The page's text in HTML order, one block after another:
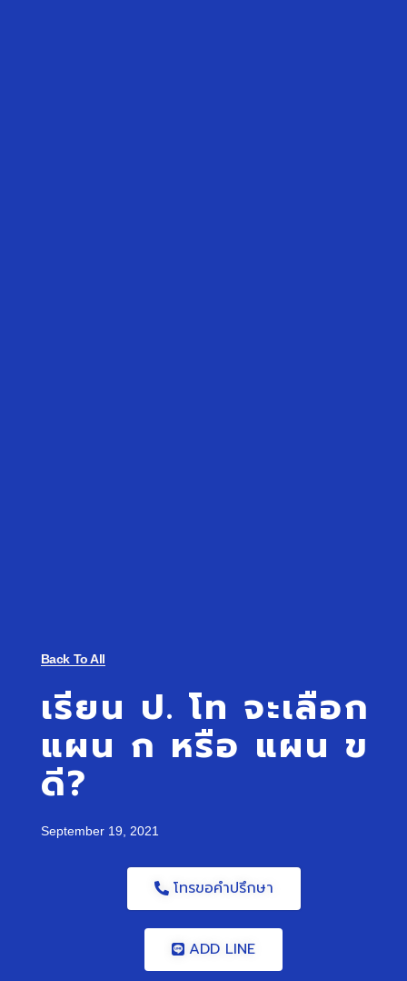
Back To All
เรียน ป. โท จะเลือก
แผน ก หรือ แผน ข
ดี?
September 19, 2021
โทรขอคำปรึกษา
ADD LINE